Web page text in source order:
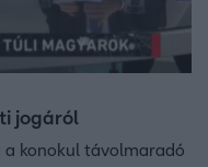
jogáról
konokul távolmaradó